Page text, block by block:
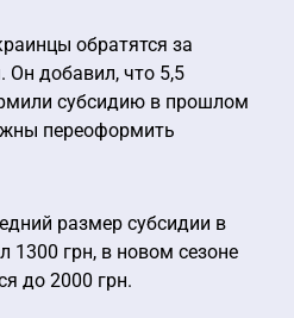
обратятся за
Он добавил, что 5,5
субсидию в прошлом
переоформить
размер субсидии в
1300 грн, в новом сезоне
до 2000 грн.